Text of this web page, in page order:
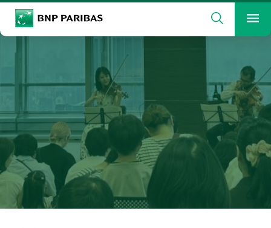
BNP Paribas
検索
検索ワードを入力
メ